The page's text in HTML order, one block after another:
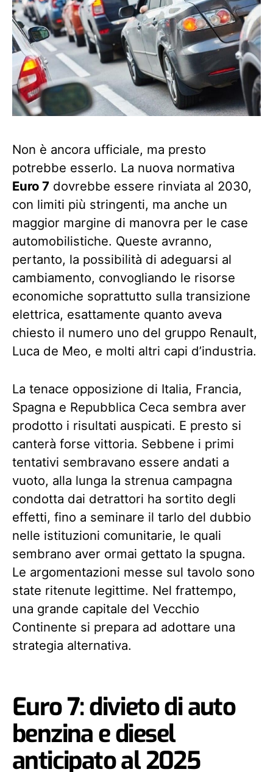
Non è ancora ufficiale, ma presto
potrebbe esserlo. La nuova normativa
Euro 7 dovrebbe essere rinviata al 2030,
con limiti più stringenti, ma anche un
maggior margine di manovra per le case
automobilistiche. Queste avranno,
pertanto, la possibilità di adeguarsi al
cambiamento, convogliando le risorse
economiche soprattutto sulla transizione
elettrica, esattamente quanto aveva
chiesto il numero uno del gruppo Renault,
Luca de Meo, e molti altri capi d’industria.
La tenace opposizione di Italia, Francia,
Spagna e Repubblica Ceca sembra aver
prodotto i risultati auspicati. E presto si
canterà forse vittoria. Sebbene i primi
tentativi sembravano essere andati a
vuoto, alla lunga la strenua campagna
condotta dai detrattori ha sortito degli
effetti, fino a seminare il tarlo del dubbio
nelle istituzioni comunitarie, le quali
sembrano aver ormai gettato la spugna.
Le argomentazioni messe sul tavolo sono
state ritenute legittime. Nel frattempo,
una grande capitale del Vecchio
Continente si prepara ad adottare una
strategia alternativa.
Euro 7: divieto di auto
benzina e diesel
anticipato al 2025